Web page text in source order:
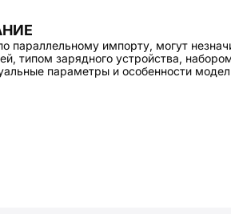
параллельному импорту, могут
типом зарядного устройства,
параметры и особенности